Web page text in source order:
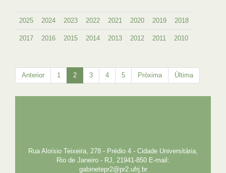
2025 2024 2023 2022 2021 2020 2019 2018
2017 2016 2015 2014 2013 2012 2011 2010
Anterior 1 2 3 4 5 Próxima Última
Rua Aloísio Teixeira, 278 - Prédio 4 - Cidade Universitária,
Rio de Janeiro - RJ, 21941-850 E-mail:
gabinetepr2@pr2.ufrj.br